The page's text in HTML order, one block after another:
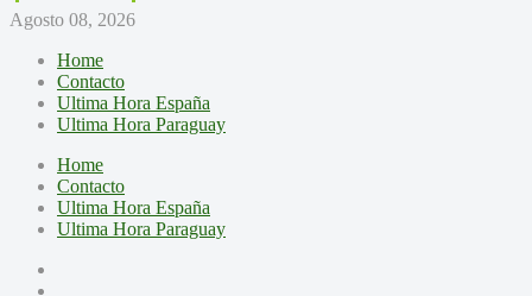
Agosto 08, 2026
Home
Contacto
Ultima Hora España
Ultima Hora Paraguay
Home
Contacto
Ultima Hora España
Ultima Hora Paraguay